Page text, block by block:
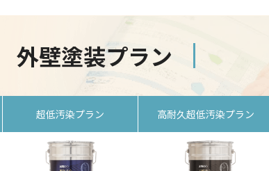
外壁塗装プラン
超低汚染プラン 高耐久超低汚染プラン